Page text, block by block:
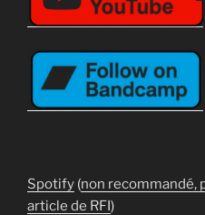
Spotify (non recommandé,
article de RFI)